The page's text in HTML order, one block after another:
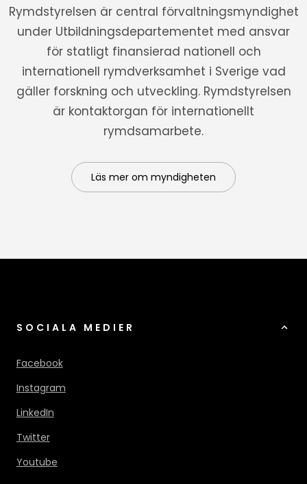
Rymdstyrelsen är central förvaltningsmyndighet
under Utbildningsdepartementet med ansvar
för statligt finansierad nationell och
internationell rymdverksamhet i Sverige vad
gäller forskning och utveckling. Rymdstyrelsen
är kontaktorgan för internationellt
rymdsamarbete.
Läs mer om myndigheten
SOCIALA MEDIER
Facebook
Instagram
LinkedIn
Twitter
Youtube